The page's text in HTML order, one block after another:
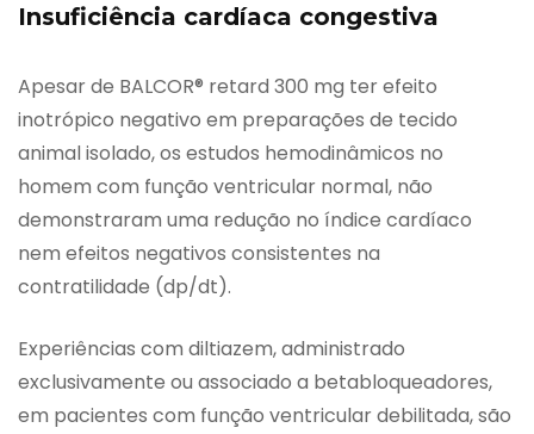
Insuficiência cardíaca congestiva
Apesar de BALCOR® retard 300 mg ter efeito
inotrópico negativo em preparações de tecido
animal isolado, os estudos hemodinâmicos no
homem com função ventricular normal, não
demonstraram uma redução no índice cardíaco
nem efeitos negativos consistentes na
contratilidade (dp/dt).
Experiências com diltiazem, administrado
exclusivamente ou associado a betabloqueadores,
em pacientes com função ventricular debilitada, são